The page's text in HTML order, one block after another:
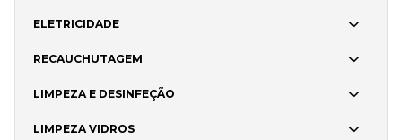
ELETRICIDADE
RECAUCHUTAGEM
LIMPEZA E DESINFEÇÃO
LIMPEZA VIDROS